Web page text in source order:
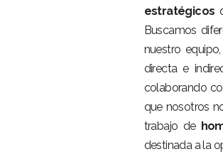
estratégicos
Buscamos
nuestro
directa e
colaborando
que nosotros
trabajo de
destinada a la